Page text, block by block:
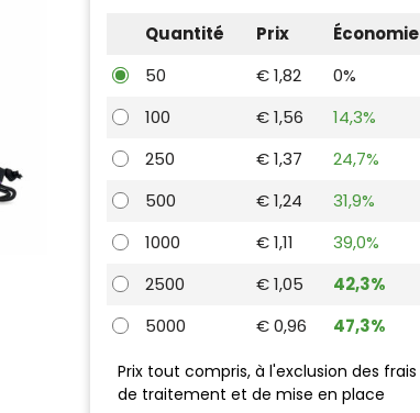
Quantité Prix
Économie
50
€ 1,82
0%
100
€ 1,56
14,3%
250
€ 1,37
24,7%
500
€ 1,24
31,9%
1000
€ 1,11
39,0%
2500
€ 1,05
42,3%
5000
€ 0,96 47,3%
Prix tout compris, à l'exclusion des frais
de traitement et de mise en place